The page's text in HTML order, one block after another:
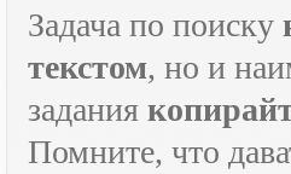
Задача по поиску
текстом, но и
задания
Помните, что